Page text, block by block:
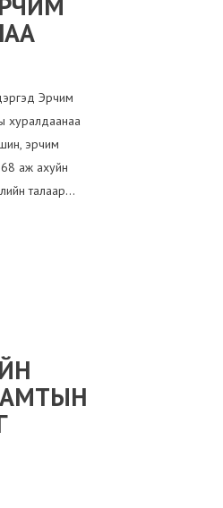
Эрчим
хуралдаанаа
эрчим
аж ахуйн
талаар...